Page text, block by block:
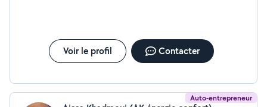
Voir le profil Contacter
Auto-entrepreneur